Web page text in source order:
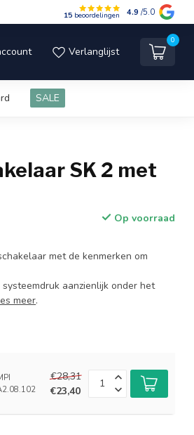
15 beoordelingen 4.9 /5.0
Verlanglijst
0
SALE
SK 2 met
Op voorraad
met de kenmerken om
aanzienlijk onder het
meer.
€28,31
€23,40